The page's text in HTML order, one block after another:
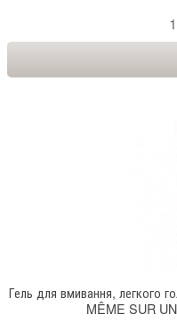
Гель для вмивання, легкого
MÊME SUR